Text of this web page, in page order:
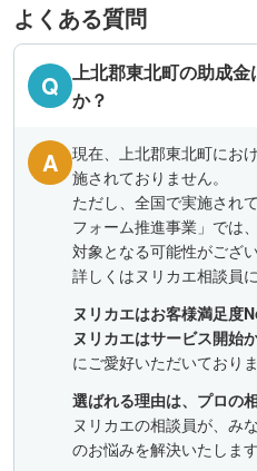
よくある質問
Q 上北郡東北町の助成
か？
A
現在、上北郡東北町にお
施されておりません。
ただし、全国で実施され
フォーム推進事業」では
対象となる可能性がござい
詳しくはヌリカエ相談員
ヌリカエはお客様満足度
ヌリカエはサービス開始
にご愛好いただいておりま
選ばれる理由は、プロの
ヌリカエの相談員が、み
のお悩みを解決いたします